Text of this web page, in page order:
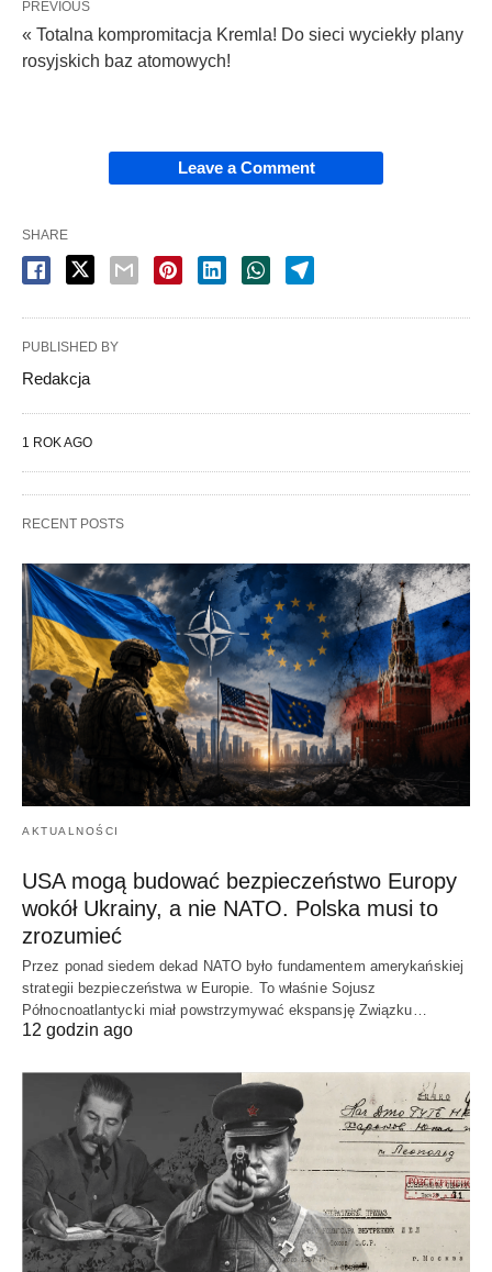
PREVIOUS
« Totalna kompromitacja Kremla! Do sieci wyciekły plany
rosyjskich baz atomowych!
Leave a Comment
SHARE
PUBLISHED BY
Redakcja
1 ROK AGO
RECENT POSTS
AKTUALNOŚCI
USA mogą budować bezpieczeństwo Europy
wokół Ukrainy, a nie NATO. Polska musi to
zrozumieć
Przez ponad siedem dekad NATO było fundamentem amerykańskiej
strategii bezpieczeństwa w Europie. To właśnie Sojusz
Północnoatlantycki miał powstrzymywać ekspansję Związku…
12 godzin ago